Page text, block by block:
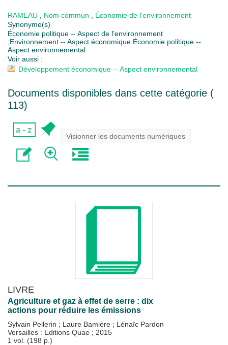
RAMEAU Nom commun
Économie de l'environnement
Synonyme(s)
Économie politique -- Aspect de l'environnement
;Environnement -- Aspect économique Économie politique --
Aspect environnemental
Voir aussi :
Développement économique -- Aspect environnemental
Documents disponibles dans cette catégorie (
113)
Visionner les documents numériques
LIVRE
Agriculture et gaz à effet de serre : dix
actions pour réduire les émissions
Sylvain Pellerin ; Laure Bamière ; Lénaîc Pardon
Versailles : Editions Quae ; 2015
1 vol. (198 p.)